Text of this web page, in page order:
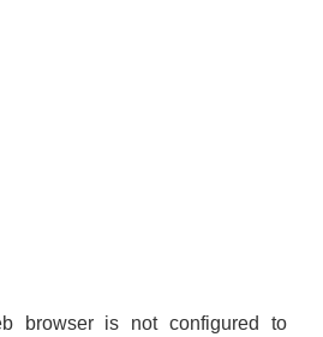
browser is not configured to